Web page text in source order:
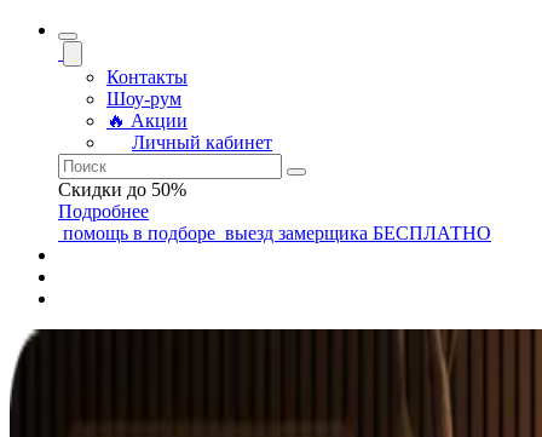
Контакты
Шоу-рум
🔥 Акции
Личный кабинет
Скидки до 50%
Подробнее
помощь в подборе выезд замерщика БЕСПЛАТНО